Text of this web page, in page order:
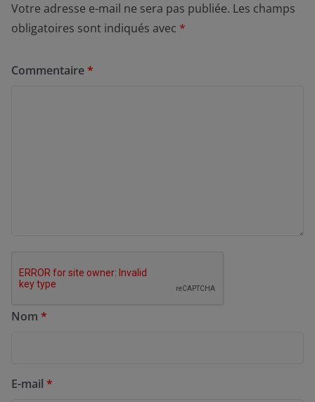
Votre adresse e-mail ne sera pas publiée. Les champs
obligatoires sont indiqués avec *
Commentaire*
Nom *
E-mail *